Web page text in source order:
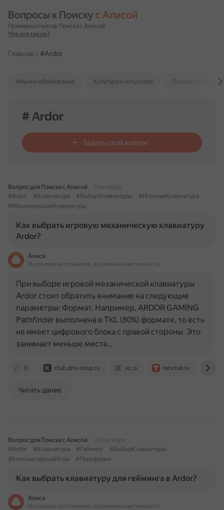
Вопросы к Поиску с Алисой
Примеры ответов Поиска с Алисой
Что это такое?
Главная / #Ardor
Наука и образование Культура и искусство Психология и
# Ardor
Задать свой вопрос
Вопрос для Поиска с Алисой
5 октября
#Ardor
#Клавиатура #ВыборКлавиатуры
#ИгроваяКлавиатура
#МеханическиеКлавиатуры
Как выбрать игровую механическую клавиатуру
Ardor?
Алиса
На основе источников, возможны неточности
0 club.dns-shop.ru vc.ru tenchat.ru
При выборе игровой механической клавиатуры
Ardor стоит обратить внимание на следующие
параметры: Формат. Например, ARDOR GAMING
Pathfinder выполнена в TKL (80%) формате, то есть
не имеет цифрового блока с правой стороны. Это
занимает меньше места…
Читать далее
Вопрос для Поиска с Алисой
20 октября
#Ardor
#Клавиатура #Гейминг
#ВыборКлавиатуры
#КомпьютерныеИгры
#Периферия
Как выбрать клавиатуру для гейминга в Ardor?
Алиса
На основе источников, возможны неточности